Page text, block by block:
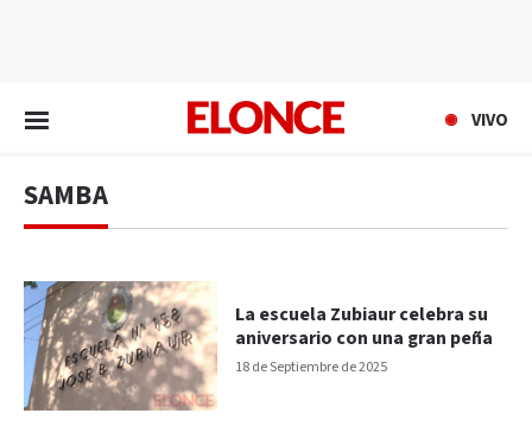
VIVO
SAMBA
18 de Septiembre de 2025
La escuela Zubiaur celebra su
aniversario con una gran peña